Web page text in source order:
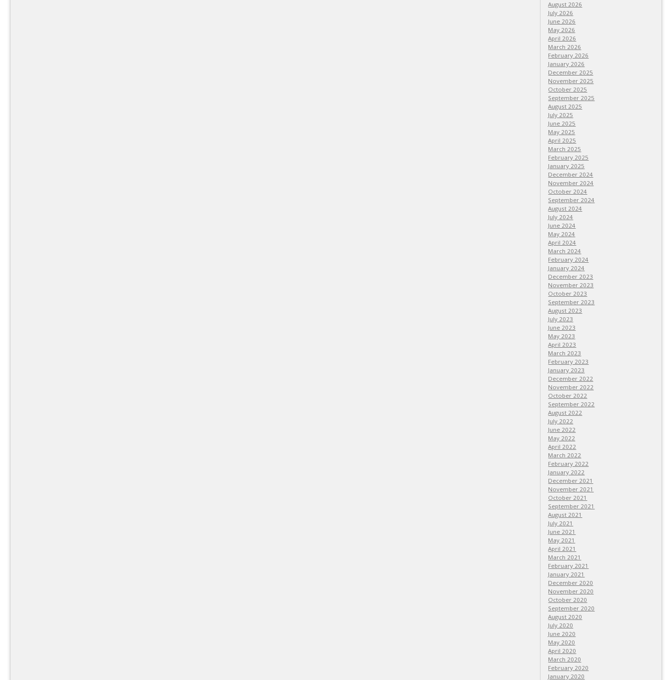
August 2026
July 2026
June 2026
May 2026
April 2026
March 2026
February 2026
January 2026
December 2025
November 2025
October 2025
September 2025
August 2025
July 2025
June 2025
May 2025
April 2025
March 2025
February 2025
January 2025
December 2024
November 2024
October 2024
September 2024
August 2024
July 2024
June 2024
May 2024
April 2024
March 2024
February 2024
January 2024
December 2023
November 2023
October 2023
September 2023
August 2023
July 2023
June 2023
May 2023
April 2023
March 2023
February 2023
January 2023
December 2022
November 2022
October 2022
September 2022
August 2022
July 2022
June 2022
May 2022
April 2022
March 2022
February 2022
January 2022
December 2021
November 2021
October 2021
September 2021
August 2021
July 2021
June 2021
May 2021
April 2021
March 2021
February 2021
January 2021
December 2020
November 2020
October 2020
September 2020
August 2020
July 2020
June 2020
May 2020
April 2020
March 2020
February 2020
January 2020